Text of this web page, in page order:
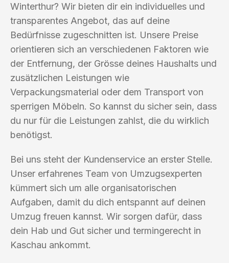
Winterthur? Wir bieten dir ein individuelles und
transparentes Angebot, das auf deine
Bedürfnisse zugeschnitten ist. Unsere Preise
orientieren sich an verschiedenen Faktoren wie
der Entfernung, der Grösse deines Haushalts und
zusätzlichen Leistungen wie
Verpackungsmaterial oder dem Transport von
sperrigen Möbeln. So kannst du sicher sein, dass
du nur für die Leistungen zahlst, die du wirklich
benötigst.
Bei uns steht der Kundenservice an erster Stelle.
Unser erfahrenes Team von Umzugsexperten
kümmert sich um alle organisatorischen
Aufgaben, damit du dich entspannt auf deinen
Umzug freuen kannst. Wir sorgen dafür, dass
dein Hab und Gut sicher und termingerecht in
Kaschau ankommt.